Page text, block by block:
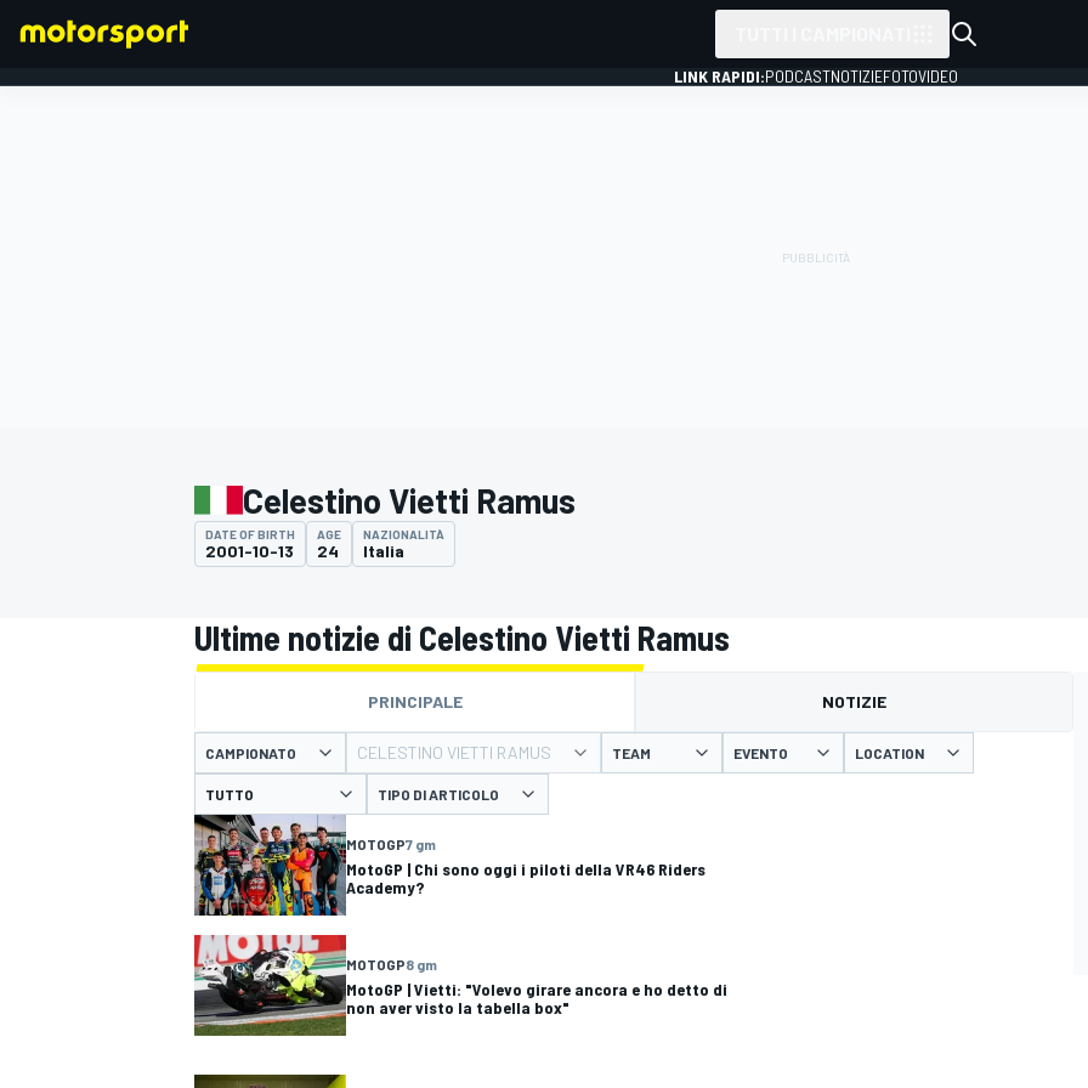
MOTOGP
WRC
LINK RAPIDI:PODCASTNOTIZIEFOTOVIDEO
Celestino Vietti Ramus
DATE OF BIRTH
2001-10-13
AGE
24
NAZIONALITÀ
Italia
Ultime notizie di Celestino Vietti Ramus
PRINCIPALE NOTIZIE
CAMPIONATO CELESTINO VIETTI RAMUS TEAM EVENTO LOCATION
TIPO DI ARTICOLO
MOTOGP7 gm
MotoGP | Chi sono oggi i piloti della VR46 Riders
Academy?
MOTOGP8 gm
MotoGP | Vietti: "Volevo girare ancora e ho detto di
non aver visto la tabella box"